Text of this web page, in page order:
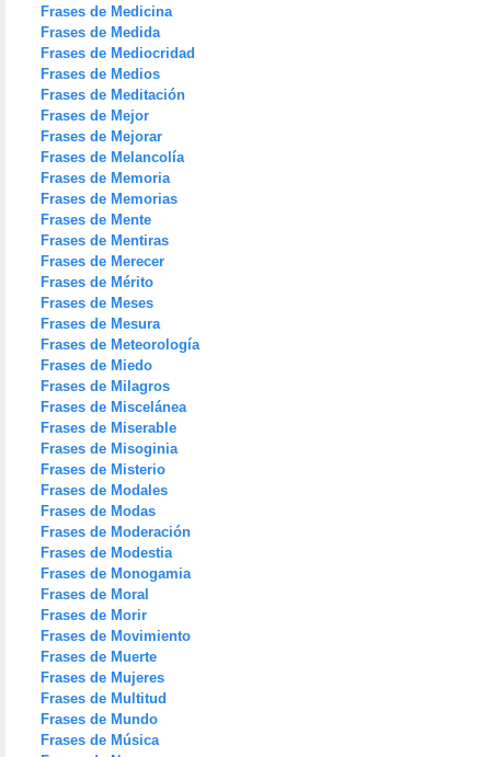
Frases de Medicina
Frases de Medida
Frases de Mediocridad
Frases de Medios
Frases de Meditación
Frases de Mejor
Frases de Mejorar
Frases de Melancolía
Frases de Memoria
Frases de Memorias
Frases de Mente
Frases de Mentiras
Frases de Merecer
Frases de Mérito
Frases de Meses
Frases de Mesura
Frases de Meteorología
Frases de Miedo
Frases de Milagros
Frases de Miscelánea
Frases de Miserable
Frases de Misoginia
Frases de Misterio
Frases de Modales
Frases de Modas
Frases de Moderación
Frases de Modestia
Frases de Monogamia
Frases de Moral
Frases de Morir
Frases de Movimiento
Frases de Muerte
Frases de Mujeres
Frases de Multitud
Frases de Mundo
Frases de Música